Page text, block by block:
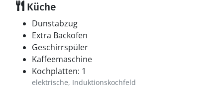
Küche
Dunstabzug
Extra Backofen
Geschirrspüler
Kaffeemaschine
Kochplatten: 1
elektrische, Induktionskochfeld